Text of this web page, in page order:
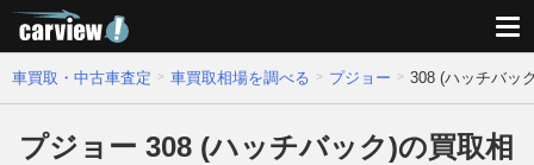
車買取・中古車査定 車買取相場を調べる プジョー 308 (ハッチバッ
プジョー 308 (ハッチバック)の買取相